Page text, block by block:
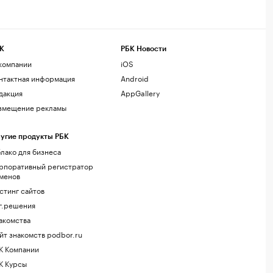
информация
рекламы
продукты РБК
для бизнеса
регистратор
сайтов
знакомств podbor.ru
Компании
Курсы
РБК Новости
iOS
Android
AppGallery